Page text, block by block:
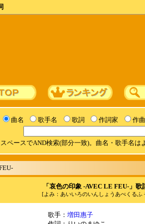
曲名 歌手名 歌詞 作詞家 作
スペースでAND検索(部分一致)。曲名・歌手名は
「哀色の印象 -AVEC LE FEU-」歌
[よみ：あいいろのいんしょうあべくるふ
歌手： 増田惠子